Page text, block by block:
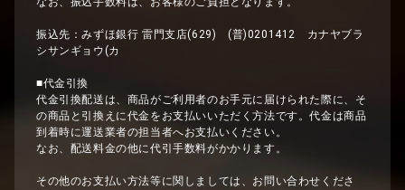
振込先：みずほ銀行 雷門支店(629) (普)0201412 カナヤブラ
シサンギョウ(カ
■代金引換
代金引換配送は、商品がご利用者のお手元に届けられた際に、そ
の商品と引換えに代金をお支払いいただく方法です。代金は商品
到着時に運送業者の担当者へお支払いください。
なお、配送料金の他に代引手数料がかかります。
その他のお支払い方法等に関しましては、お問い合わせくださ